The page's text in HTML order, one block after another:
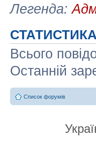
Легенда:
СТАТИСТИКА
Всього
Останній
Список форумів